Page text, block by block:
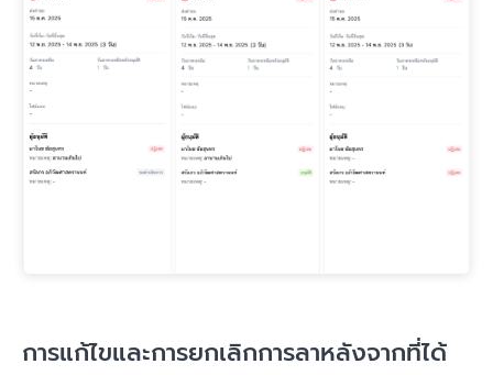
การแก้ไขและการยกเลิกการลาหลังจากที่ได้